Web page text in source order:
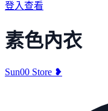
登入查看
素色內衣
Sun00 Store ❥